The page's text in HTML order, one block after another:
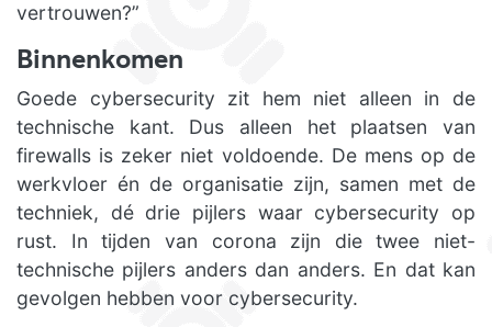
vertrouwen?”
Binnenkomen
Goede cybersecurity zit hem niet alleen in de
technische kant. Dus alleen het plaatsen van
firewalls is zeker niet voldoende. De mens op de
werkvloer én de organisatie zijn, samen met de
techniek, dé drie pijlers waar cybersecurity op
rust. In tijden van corona zijn die twee niet-
technische pijlers anders dan anders. En dat kan
gevolgen hebben voor cybersecurity.